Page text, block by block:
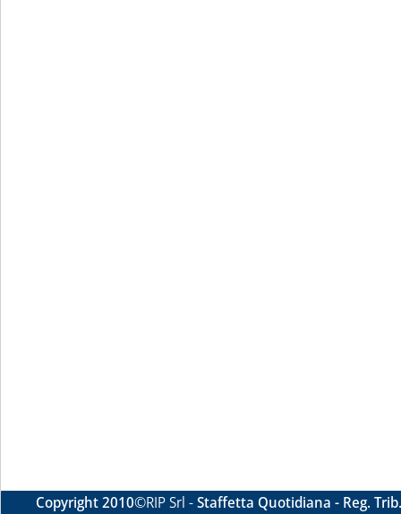
Copyright 2010©RIP Srl -Staffetta Quotidiana - Reg.